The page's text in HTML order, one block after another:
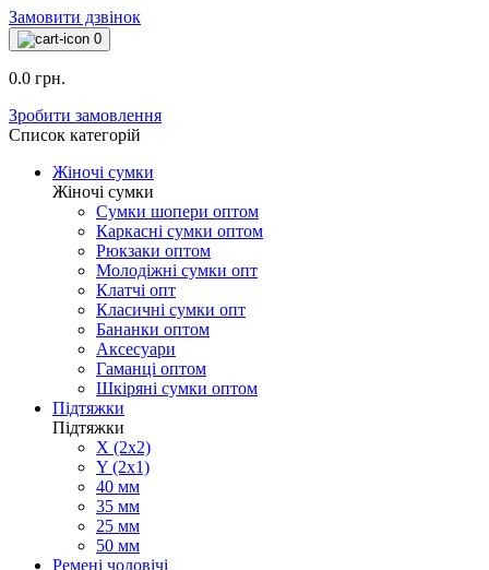
Замовити дзвінок
0
0.0 грн.
Зробити замовлення
Список категорій
Жіночі сумки
Жіночі сумки
Сумки шопери оптом
Каркасні сумки оптом
Рюкзаки оптом
Молодіжні сумки опт
Клатчі опт
Класичні сумки опт
Бананки оптом
Аксесуари
Гаманці оптом
Шкіряні сумки оптом
Підтяжки
Підтяжки
X (2x2)
Y (2x1)
40 мм
35 мм
25 мм
50 мм
Ремені чоловічі